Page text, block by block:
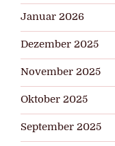
Januar 2026
Dezember 2025
November 2025
Oktober 2025
September 2025